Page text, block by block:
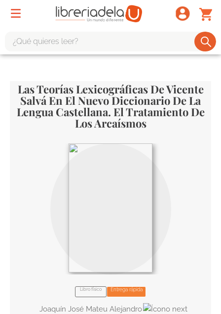
Las Teorías Lexicográficas De Vicente
Salvá En El Nuevo Diccionario De La
Lengua Castellana. El Tratamiento De
Los Arcaísmos
Libro físico Entrega rápida
Joaquín José Mateu Alejandro
2.
tote bag -
3.
harry potter